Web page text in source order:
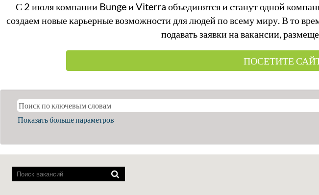
С 2 июля компании Bunge и Viterra объединятся и станут одной
создаем новые карьерные возможности для людей по всему миру. В то
подавать заявки на вакансии,
ПОСЕТИТЕ САЙТ
Показать больше параметров
Программы
озвучивания